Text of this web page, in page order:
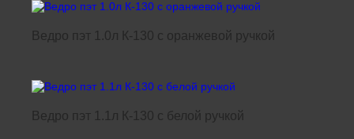
Ведро пэт 1.0л К-130 с оранжевой ручкой
Ведро пэт 1.1л К-130 с белой ручкой